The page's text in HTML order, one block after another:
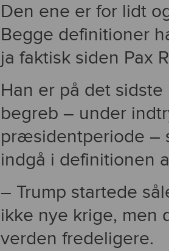
Den ene er for lidt
Begge definitioner
ja faktisk siden Pax
Han er på det
begreb – under
præsidentperiode –
indgå i definitionen
– Trump startede
ikke nye krige, men
verden fredeligere.